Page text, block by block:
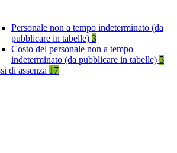
Personale non a tempo indeterminato (da
pubblicare in tabelle) 3
Costo del personale non a tempo
indeterminato (da pubblicare in tabelle) 5
di assenza 17